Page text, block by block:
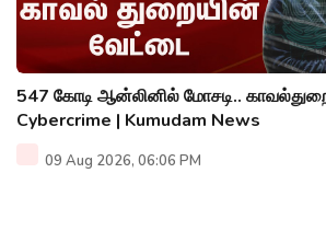
547 கோடி ஆன்லினில் மோசடி..
Cybercrime | Kumudam News
09 Aug 2026, 06:06 PM